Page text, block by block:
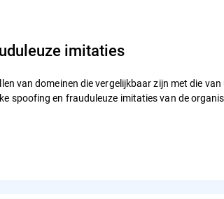
imitaties
van domeinen die vergelijkbaar zijn met die
spoofing en frauduleuze imitaties van de